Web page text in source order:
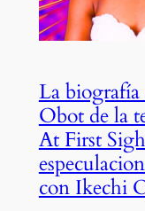
La biografía
Obot de la
At First
con Ikechi